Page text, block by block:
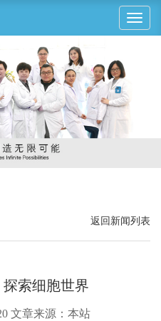
展
开
返回新闻列表
索细胞世界
文章来源：本站